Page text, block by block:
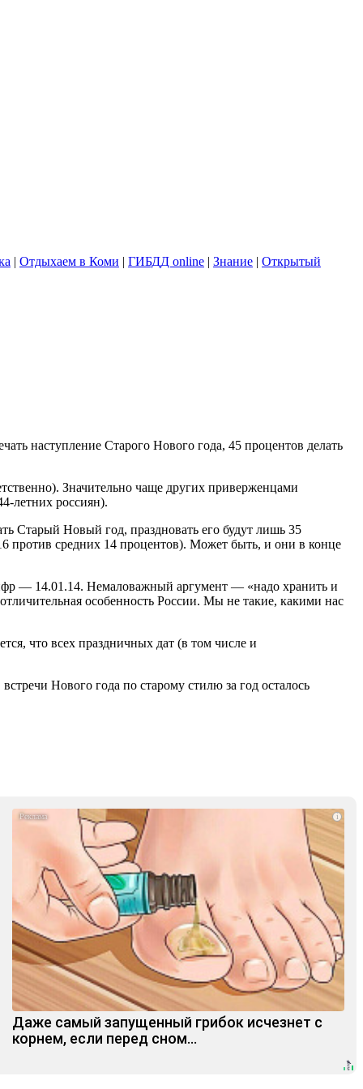
| Отдыхаем в Коми | ГИБДД online | Знание | Открытый
наступление Старого Нового года, 45 процентов делать
Значительно чаще других приверженцами
летних россиян).
Старый Новый год, праздновать его будут лишь 35
против средних 14 процентов). Может быть, и они в конце
— 14.01.14. Немаловажный аргумент — «надо хранить и
особенность России. Мы не такие, какими нас
что всех праздничных дат (в том числе и
Нового года по старому стилю за год осталось
i
Даже самый запущенный грибок исчезнет с
корнем, если перед сном…